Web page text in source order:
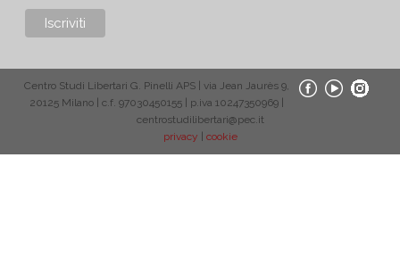
Centro Studi Libertari G. Pinelli APS | via Jean Jaurès 9,
20125 Milano | c.f. 97030450155 | p.iva 10247350969 |
centrostudilibertari@pec.it
privacy
cookie